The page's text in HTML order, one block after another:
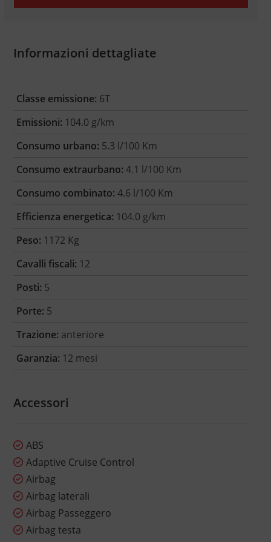
Informazioni dettagliate
Classe emissione: 6T
Emissioni: 104.0 g/km
Consumo urbano: 5.3 l/100 Km
Consumo extraurbano: 4.1 l/100 Km
Consumo combinato: 4.6 l/100 Km
Efficienza energetica: 104.0 g/km
Peso: 1172 Kg
Cavalli fiscali: 12
Posti: 5
Porte: 5
Trazione: anteriore
Garanzia: 12 mesi
Accessori
ABS
Adaptive Cruise Control
Airbag
Airbag laterali
Airbag Passeggero
Airbag testa